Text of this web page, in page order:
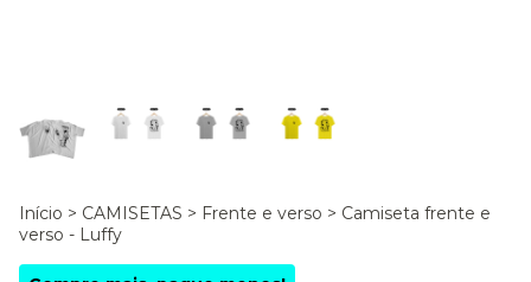
Início > CAMISETAS > Frente e verso > Camiseta frente e
verso - Luffy